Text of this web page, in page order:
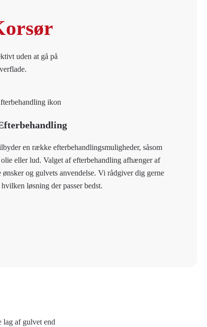
uden at gå på
en række efterbehandlingsmuligheder, såsom
eller lud. Valget af efterbehandling afhænger af
ønsker og gulvets anvendelse. Vi rådgiver dig gerne
løsning der passer bedst.
lag af gulvet end